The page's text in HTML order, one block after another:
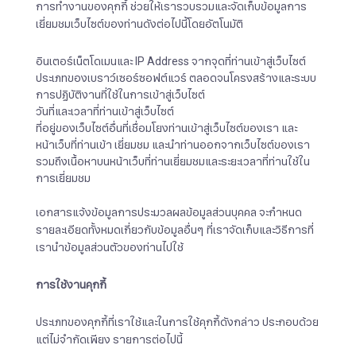
การทำงานของคุกกี้ ช่วยให้เรารวบรวมและจัดเก็บข้อมูลการ
เยี่ยมชมเว็บไซต์ของท่านดังต่อไปนี้โดยอัตโนมัติ
อินเตอร์เน็ตโดเมนและ IP Address จากจุดที่ท่านเข้าสู่เว็บไซต์
ประเภทของเบราว์เซอร์ซอฟต์แวร์ ตลอดจนโครงสร้างและระบบ
การปฏิบัติงานที่ใช้ในการเข้าสู่เว็บไซต์
วันที่และเวลาที่ท่านเข้าสู่เว็บไซต์
ที่อยู่ของเว็บไซต์อื่นที่เชื่อมโยงท่านเข้าสู่เว็บไซต์ของเรา และ
หน้าเว็บที่ท่านเข้า เยี่ยมชม และนำท่านออกจากเว็บไซต์ของเรา
รวมถึงเนื้อหาบนหน้าเว็บที่ท่านเยี่ยมชมและระยะเวลาที่ท่านใช้ใน
การเยี่ยมชม
เอกสารแจ้งข้อมูลการประมวลผลข้อมูลส่วนบุคคล จะกำหนด
รายละเอียดทั้งหมดเกี่ยวกับข้อมูลอื่นๆ ที่เราจัดเก็บและวิธีการที่
เรานำข้อมูลส่วนตัวของท่านไปใช้
การใช้งานคุกกี้
ประเภทของคุกกี้ที่เราใช้และในการใช้คุกกี้ดังกล่าว ประกอบด้วย
แต่ไม่จำกัดเพียง รายการต่อไปนี้